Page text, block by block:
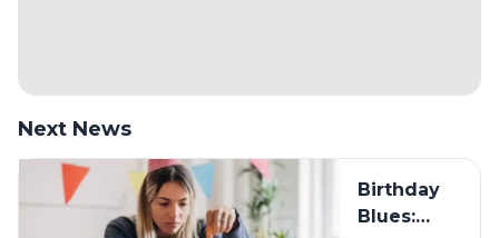
Next News
Birthday
Blues: